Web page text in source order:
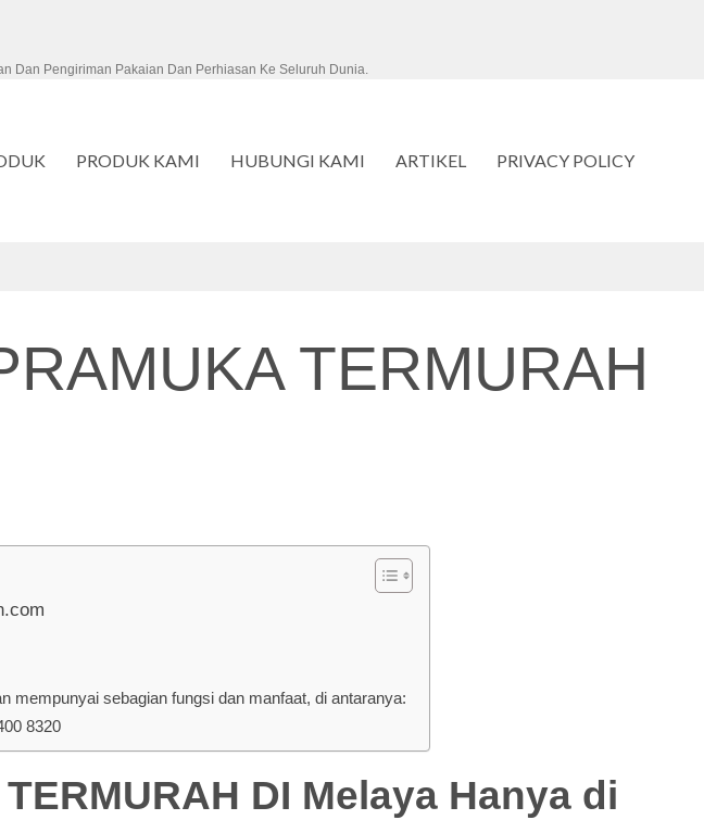
Dan Pengiriman Pakaian Dan Perhiasan Ke Seluruh Dunia.
PRODUK KAMI HUBUNGI KAMI ARTIKEL PRIVACY POLICY
TERMURAH
mempunyai sebagian fungsi dan manfaat, di antaranya:
8320
DI Melaya Hanya di